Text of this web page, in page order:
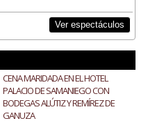
Ver espectáculos
CENA MARIDADA EN EL HOTEL
PALACIO DE SAMANIEGO CON
BODEGAS ALÚTIZ Y REMÍREZ DE
GANUZA